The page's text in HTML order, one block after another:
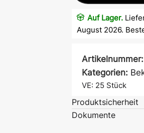
Auf Lager.
August 2026.
Artikelnummer:
Kategorien:
VE: 25 Stück
Produktsicherheit
Dokumente